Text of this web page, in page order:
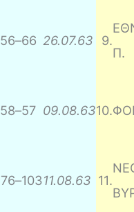
56–66 26.07.63 9.
Π.
58–57 09.08.6310.
76–10311.08.63 11.